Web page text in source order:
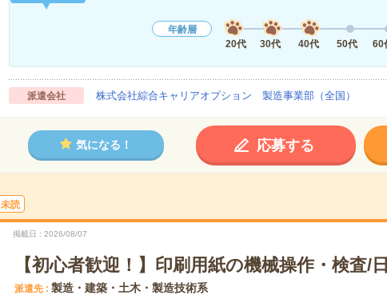
年齢層
20代
30代 40代 50代 60
派遣会社 株式会社綜合キャリアオプション 製造事業部（全国）
気になる！ 応募する
未読
掲載日 2026/08/07
【初心者歓迎！】印刷用紙の機械操作・検査/
派遣先 製造・建築・土木・製造技術系